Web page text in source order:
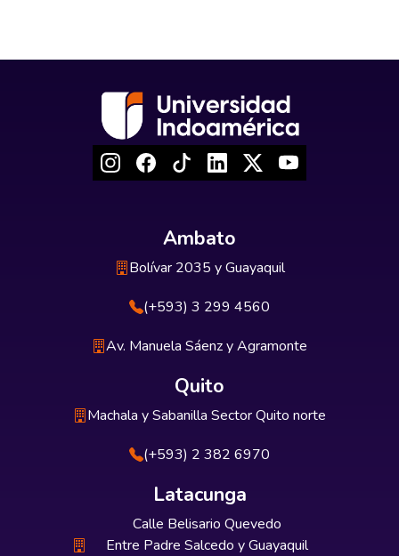
Ambato
Bolívar 2035 y Guayaquil
(+593) 3 299 4560
Av. Manuela Sáenz y Agramonte
Quito
Machala y Sabanilla Sector Quito norte
(+593) 2 382 6970
Latacunga
Calle Belisario Quevedo
Entre Padre Salcedo y Guayaquil